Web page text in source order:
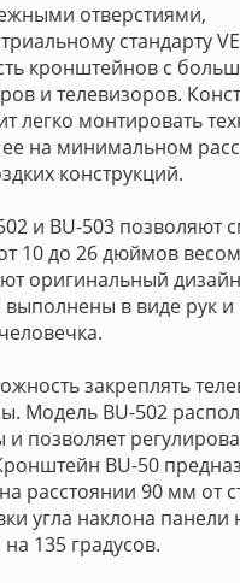
отверстиями,
стандарту
кронштейнов с
и телевизоров.
легко монтировать
на минимальном
конструкций.
и BU-503 позволяют
10 до 26 дюймов
оригинальный
в виде рук и
закреплять
Модель BU-502
позволяет
BU-50
расстоянии 90 мм от
угла наклона панели
135 градусов.